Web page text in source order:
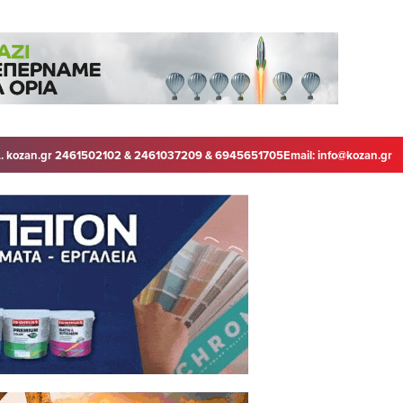
kozan.gr 2461502102 & 2461037209 & 6945651705Email:info@kozan.gr